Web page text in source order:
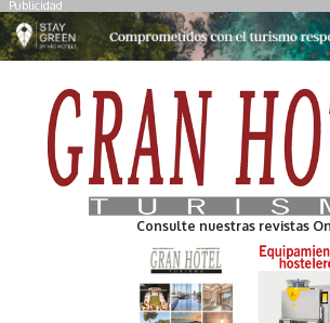
Publicidad
Consulte nuestras revistas